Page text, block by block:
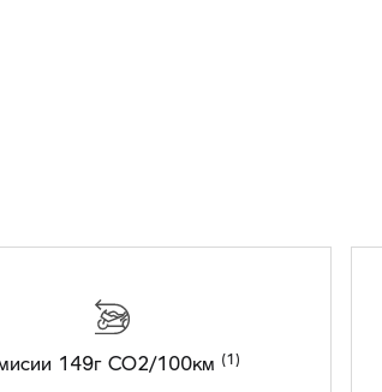
149г CO2/100км